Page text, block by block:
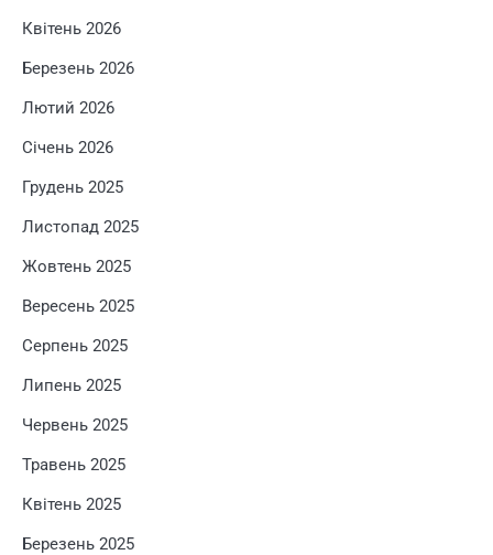
Квітень 2026
Березень 2026
Лютий 2026
Січень 2026
Грудень 2025
Листопад 2025
Жовтень 2025
Вересень 2025
Серпень 2025
Липень 2025
Червень 2025
Травень 2025
Квітень 2025
Березень 2025